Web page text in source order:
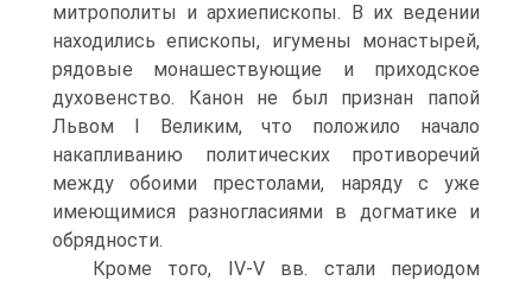
митрополи­ты и архиепископы. В их ведении
находились епископы, игумены монастырей,
рядовые монашествующие и приходское
духовенство. Канон не был признан па­пой
Львом I Великим, что положило начало
накапливанию политических проти­воречий
между обоими престолами, наряду с уже
имеющимися разногласиями в догматике и
обрядности.
Кроме того, IV-V вв. стали периодом